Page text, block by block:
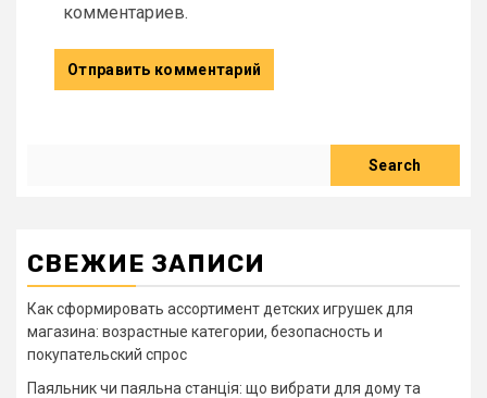
комментариев.
Search
СВЕЖИЕ ЗАПИСИ
Как сформировать ассортимент детских игрушек для
магазина: возрастные категории, безопасность и
покупательский спрос
Паяльник чи паяльна станція: що вибрати для дому та